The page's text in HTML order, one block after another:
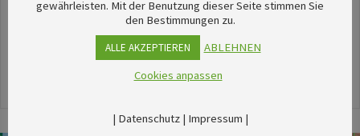
stimmungsvolle Veranstaltungen im August
herausgesucht.
gewährleisten. Mit der Benutzung dieser Seite stimmen Sie
den Bestimmungen zu.
ALLE AKZEPTIEREN
ABLEHNEN
Cookies anpassen
| Datenschutz| Impressum |